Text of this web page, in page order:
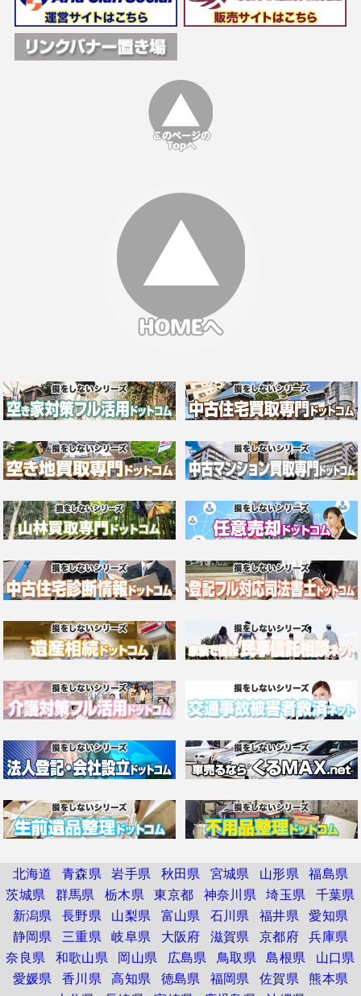
北海道 青森県 岩手県 秋田県 宮城県 山形県 福島県
茨城県 群馬県 栃木県 東京都 神奈川県 埼玉県 千葉県
新潟県 長野県 山梨県 富山県 石川県 福井県 愛知県
静岡県 三重県 岐阜県 大阪府 滋賀県 京都府 兵庫県
奈良県 和歌山県 岡山県 広島県 鳥取県 島根県
山口県
愛媛県 香川県 高知県 徳島県 福岡県 佐賀県 熊本県